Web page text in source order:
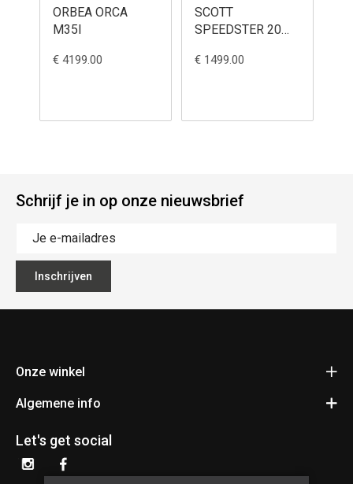
ORBEA ORCA
M35I
€ 4199.00
SCOTT
SPEEDSTER 20
€ 1499.00
Schrijf je in op onze nieuwsbrief
Inschrijven
Onze winkel
Fietsen Pauwels
3920 Lommel
Bereken je route
+32 11 34 55 24
Algemene info
Contact
Algemene voorwaarden
Let's get social